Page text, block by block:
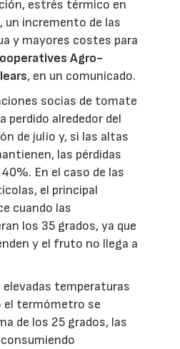
estrés térmico en
un incremento de las
y mayores costes para
Agro-
, en un comunicado.
socias de tomate
perdido alrededor del
de julio y, si las altas
las pérdidas
En el caso de las
el principal
cuando las
los 35 grados, ya que
y el fruto no llega a
elevadas temperaturas
el termómetro se
de los 25 grados, las